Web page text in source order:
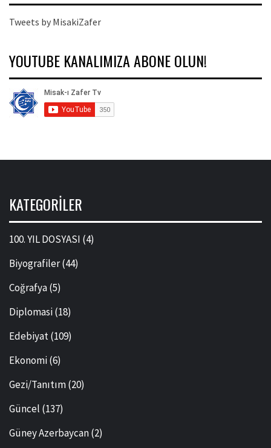
Tweets by MisakiZafer
YOUTUBE KANALIMIZA ABONE OLUN!
KATEGORILER
100. YIL DOSYASI (4)
Biyografiler(44)
Coğrafya(5)
Diplomasi(18)
Edebiyat(109)
Ekonomi(6)
Gezi/Tanıtım(20)
Güncel (137)
Güney Azerbaycan(2)